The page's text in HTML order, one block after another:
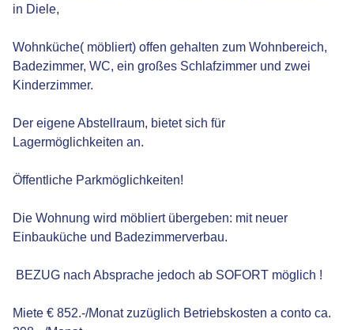
in Diele,
Wohnküche( möbliert) offen gehalten zum Wohnbereich,
Badezimmer, WC, ein großes Schlafzimmer und zwei
Kinderzimmer.
Der eigene Abstellraum, bietet sich für
Lagermöglichkeiten an.
Öffentliche Parkmöglichkeiten!
Die Wohnung wird möbliert übergeben: mit neuer
Einbauküche und Badezimmerverbau.
BEZUG nach Absprache jedoch ab SOFORT möglich !
Miete € 852.-/Monat zuzüglich Betriebskosten a conto ca.